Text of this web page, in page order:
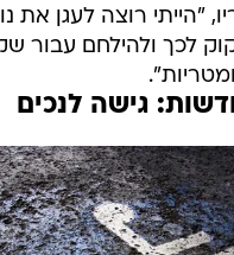
"הייתי רוצה לעגן את
לכך ולהילחם עבור
גישה לנכים